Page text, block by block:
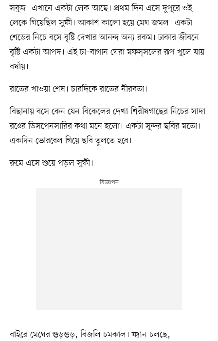
সবুজ। এখানে একটা লেক আছে। প্রথম দিন এসে দুপুরে ওই
লেকে গিয়েছিল সুফী। আকাশ কালো হয়ে মেঘ জমল। একটা
শেডের নিচে বসে বৃষ্টি দেখার আনন্দ অন্য রকম। ঢাকার জীবনে
বৃষ্টি একটা আপদ। এই চা–বাগান ঘেরা মফস্‌সলের রূপ খুলে যায়
বর্ষায়।
রাতের খাওয়া শেষ। চারদিকে রাতের নীরবতা।
বিছানায় বসে কেন যেন বিকেলের দেখা শিরীষগাছের নিচের সাদা
রঙের ডিসপেনসারির কথা মনে হলো। একটা সুন্দর ছবির মতো।
একদিন ভোরবেল গিয়ে ছবি তুলতে হবে।
রুমে এসে শুয়ে পড়ল সুফী।
বাইরে মেঘের গুড়গুড়, বিজলি চমকাল। ফ্যান চলছে,